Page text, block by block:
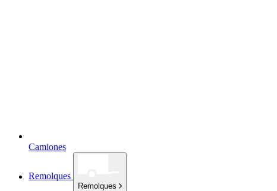
Camiones
Remolques
Remolques